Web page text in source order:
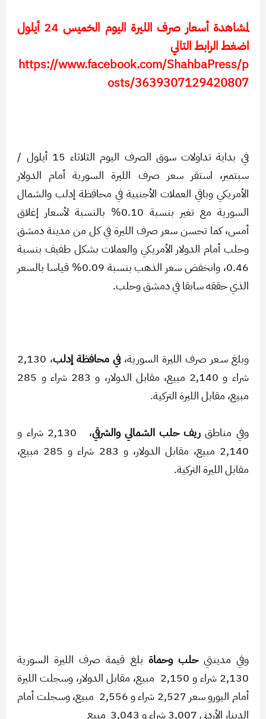
لمشاهدة أسعار صرف الليرة اليوم الخميس 24 أيلول
اضغط الرابط التالي
https://www.facebook.com/ShahbaPress/p
osts/3639307129420807
في بداية تداولات سوق الصرف اليوم الثلاثاء 15 أيلول /
سبتمبر، استقر سعر صرف الليرة السورية أمام الدولار
الأمريكي وباقي العملات الأجنبية في محافظة إدلب والشمال
السورية مع تغير بنسبة 0.10% بالنسبة لأسعار إغلاق
أمس، كما تحسن سعر صرف الليرة في كل من مدينة دمشق
وحلب أمام الدولار الأمريكي والعملات بشكل طفيف بنسبة
0.46، وانخفض سعر الذهب بنسبة 0.09% قياسا بالسعر
الذي حققه سابقا في دمشق وحلب.
وبلغ سـعر صرف الليرة السورية،في محافظة إدلب ، 2,130
شراء و 2,140 مبيع، مقابل الدولار، و 283 شراء و 285
مبيع، مقابل الليرة التركية.
وفي مناطق ريف حلب الشمالي والشرقي،
2,130 شراء و
2,140 مبيع، مقابل الدولار، و 283 شراء و 285 مبيع،
مقابل الليرة التركية.
وفي مدينتي حلب وحماة بلغ قيمة صرف الليرة السورية
2,130 شراء و 2,150 مبيع، مقابل الدولار، وسجلت الليرة
أمام اليورو سعر 2,527 شراء و 2,556 مبيع، وسجلت أمام
الدينار الأردني 3,007 شراء و 3,043 مبيع